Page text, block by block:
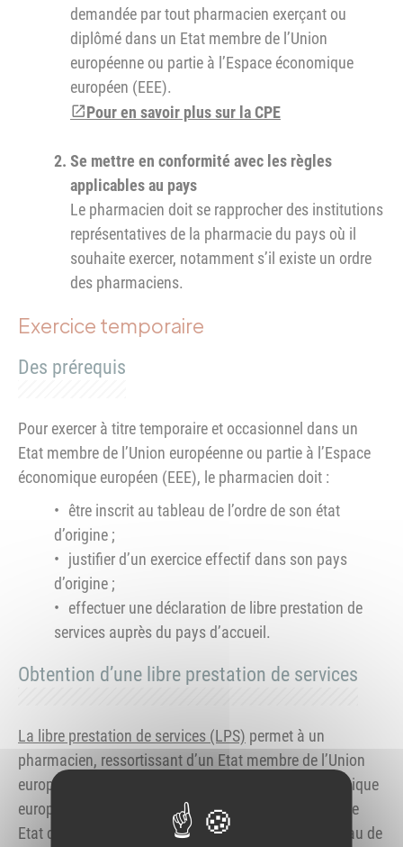
demandée par tout pharmacien exerçant ou
diplômé dans un Etat membre de l’Union
européenne ou partie à l’Espace économique
européen (EEE).
Pour en savoir plus sur la CPE
Se mettre en conformité avec les règles
applicables au pays
Le pharmacien doit se rapprocher des institutions
représentatives de la pharmacie du pays où il
souhaite exercer, notamment s’il existe un ordre
des pharmaciens.
Exercice temporaire
Des prérequis
Pour exercer à titre temporaire et occasionnel dans un
Etat membre de l’Union européenne ou partie à l’Espace
économique européen (EEE), le pharmacien doit :
être inscrit au tableau de l’ordre de son état
d’origine ;
justifier d’un exercice effectif dans son pays
d’origine ;
effectuer une déclaration de libre prestation de
services auprès du pays d’accueil.
Obtention d’une libre prestation de services
La libre prestation de services (LPS) permet à un
pharmacien, ressortissant d’un Etat membre de l’Union
européenne ou partie à l’accord sur l’Espace économique
européen (EEE), d’exercer sa profession dans un autre
Etat de manière temporaire sans être inscrit au tableau de